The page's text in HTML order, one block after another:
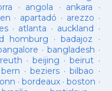
· angola · ankara ·
· apartadó · arezzo ·
· atlanta · auckland ·
homburg ·badajoz ·
· bangladesh ·
·beijing ·beirut ·
bern ·beziers ·bilbao ·
·bordeaux ·boston ·